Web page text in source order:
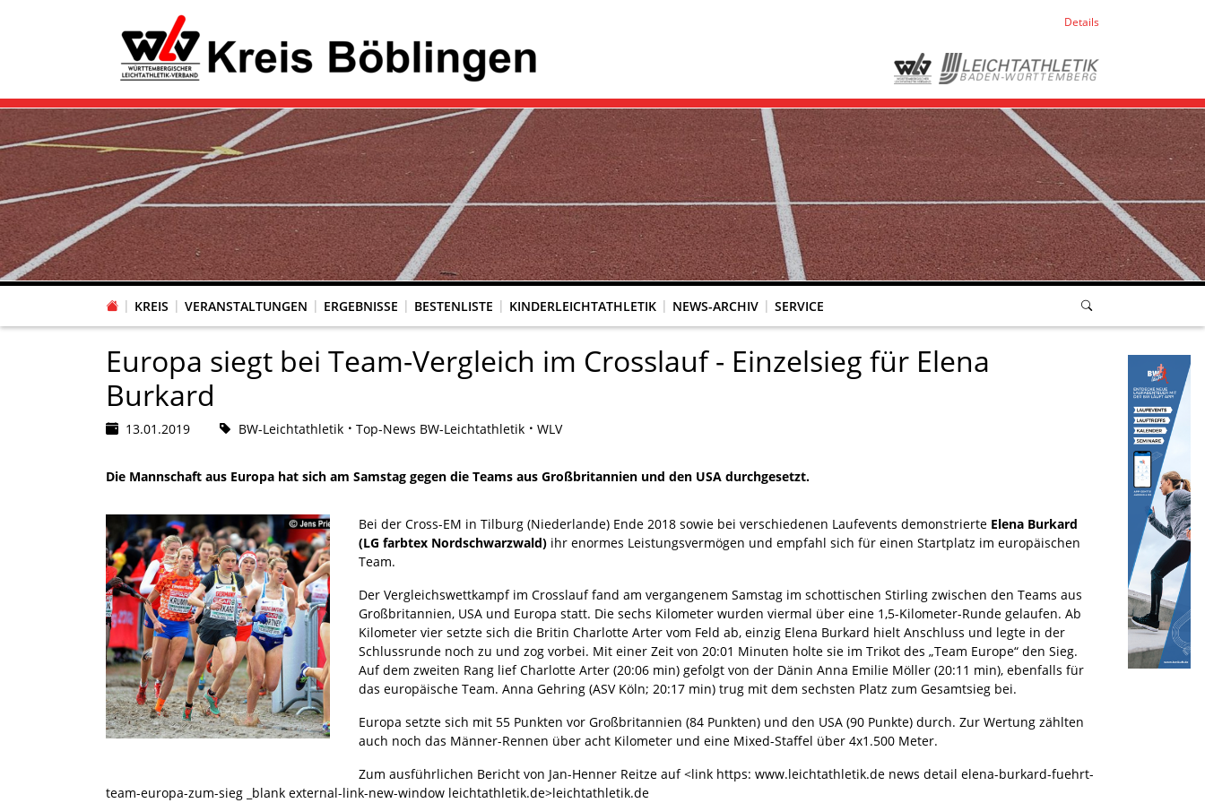
Details
KREIS VERANSTALTUNGEN ERGEBNISSE BESTENLISTE KINDERLEICHTATHLETIK NEWS-ARCHIV SERVICE
Europa siegt bei Team-Vergleich im Crosslauf - Einzelsieg für Elena
Burkard
13.01.2019 BW-Leichtathletik Top-News BW-Leichtathletik WLV
Die Mannschaft aus Europa hat sich am Samstag gegen die Teams aus Großbritannien und den USA durchgesetzt.
Bei der Cross-EM in Tilburg (Niederlande) Ende 2018 sowie bei verschiedenen Laufevents demonstrierte Elena Burkard
(LG farbtex Nordschwarzwald) ihr enormes Leistungsvermögen und empfahl sich für einen Startplatz im europäischen
Team.
Der Vergleichswettkampf im Crosslauf fand am vergangenem Samstag im schottischen Stirling zwischen den Teams aus
Großbritannien, USA und Europa statt. Die sechs Kilometer wurden viermal über eine 1,5-Kilometer-Runde gelaufen. Ab
Kilometer vier setzte sich die Britin Charlotte Arter vom Feld ab, einzig Elena Burkard hielt Anschluss und legte in der
Schlussrunde noch zu und zog vorbei. Mit einer Zeit von 20:01 Minuten holte sie im Trikot des „Team Europe“ den Sieg.
Auf dem zweiten Rang lief Charlotte Arter (20:06 min) gefolgt von der Dänin Anna Emilie Möller (20:11 min), ebenfalls für
das europäische Team. Anna Gehring (ASV Köln; 20:17 min) trug mit dem sechsten Platz zum Gesamtsieg bei.
Europa setzte sich mit 55 Punkten vor Großbritannien (84 Punkten) und den USA (90 Punkte) durch. Zur Wertung zählten
auch noch das Männer-Rennen über acht Kilometer und eine Mixed-Staffel über 4x1.500 Meter.
Zum ausführlichen Bericht von Jan-Henner Reitze auf <link https: www.leichtathletik.de news detail elena-burkard-fuehrt-
team-europa-zum-sieg _blank external-link-new-window leichtathletik.de>leichtathletik.de